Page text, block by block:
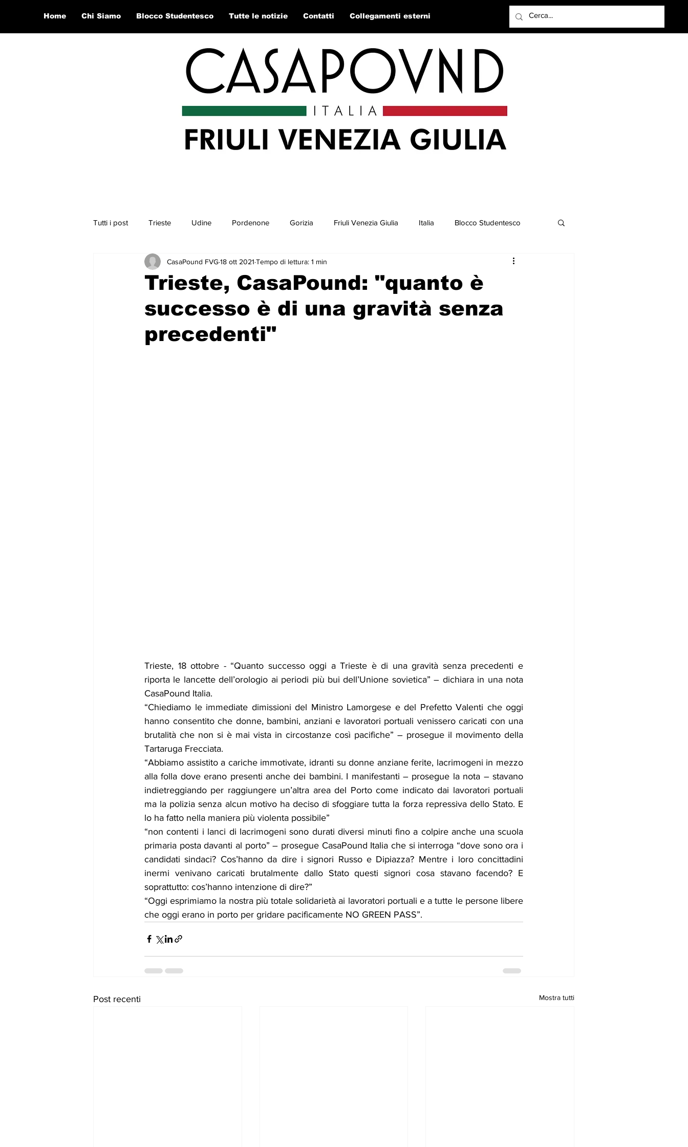
Home Chi Siamo Blocco Studentesco Tutte le notizie Contatti Collegamenti esterni
Tutti i post Trieste Udine Pordenone Gorizia Friuli Venezia Giulia Italia Blocco Studentesco
Trieste, CasaPound: "quanto è
successo è di una gravità senza
precedenti"
CasaPound FVG18 ott 2021 Tempo di lettura: 1 min
Trieste, 18 ottobre - “Quanto successo oggi a Trieste è di una gravità senza precedenti e
riporta le lancette dell’orologio ai periodi più bui dell’Unione sovietica” – dichiara in una nota
CasaPound Italia.
“Chiediamo le immediate dimissioni del Ministro Lamorgese e del Prefetto Valenti che oggi
hanno consentito che donne, bambini, anziani e lavoratori portuali venissero caricati con una
brutalità che non si è mai vista in circostanze così pacifiche” – prosegue il movimento della
Tartaruga Frecciata.
“Abbiamo assistito a cariche immotivate, idranti su donne anziane ferite, lacrimogeni in mezzo
alla folla dove erano presenti anche dei bambini. I manifestanti – prosegue la nota – stavano
indietreggiando per raggiungere un’altra area del Porto come indicato dai lavoratori portuali
ma la polizia senza alcun motivo ha deciso di sfoggiare tutta la forza repressiva dello Stato. E
lo ha fatto nella maniera più violenta possibile”
“non contenti i lanci di lacrimogeni sono durati diversi minuti fino a colpire anche una scuola
primaria posta davanti al porto” – prosegue CasaPound Italia che si interroga “dove sono ora i
candidati sindaci? Cos’hanno da dire i signori Russo e Dipiazza? Mentre i loro concittadini
inermi venivano caricati brutalmente dallo Stato questi signori cosa stavano facendo? E
soprattutto: cos’hanno intenzione di dire?”
“Oggi esprimiamo la nostra più totale solidarietà ai lavoratori portuali e a tutte le persone libere
che oggi erano in porto per gridare pacificamente NO GREEN PASS”.
Post recenti Mostra tutti